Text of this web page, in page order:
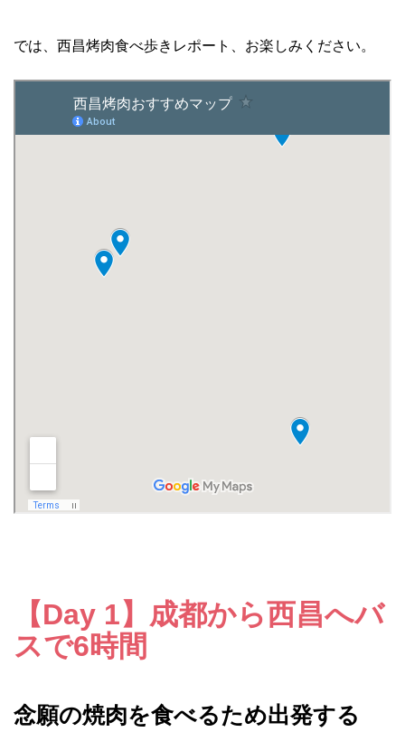
では、西昌烤肉食べ歩きレポート、お楽しみください。
【Day 1】成都から西昌へバ
スで6時間
念願の焼肉を食べるため出発する